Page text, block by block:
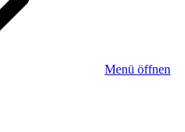
Menü öffnen